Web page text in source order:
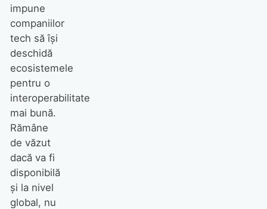
impune
companiilor
tech să își
deschidă
ecosistemele
pentru o
interoperabilitate
mai bună.
Rămâne
de văzut
dacă va fi
disponibilă
și la nivel
global, nu